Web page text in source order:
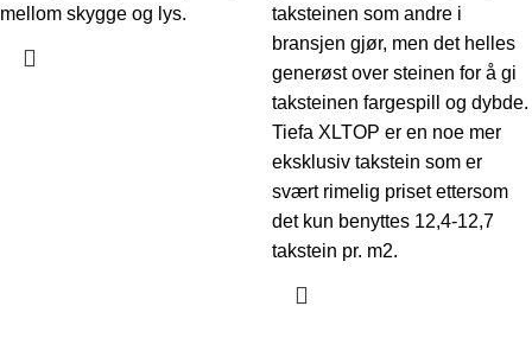
mellom skygge og lys.
taksteinen som andre i
bransjen gjør, men det helles
generøst over steinen for å gi
taksteinen fargespill og dybde.
Tiefa XLTOP er en noe mer
eksklusiv takstein som er
svært rimelig priset ettersom
det kun benyttes 12,4-12,7
takstein pr. m2.